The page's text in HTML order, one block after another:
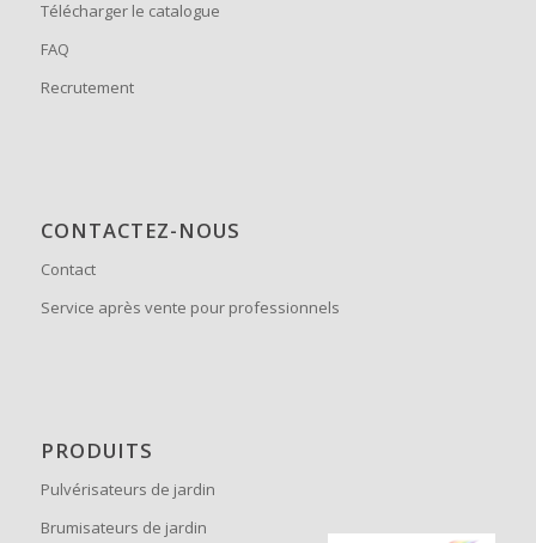
Télécharger le catalogue
FAQ
Recrutement
CONTACTEZ-NOUS
Contact
Service après vente pour professionnels
PRODUITS
Pulvérisateurs de jardin
Brumisateurs de jardin